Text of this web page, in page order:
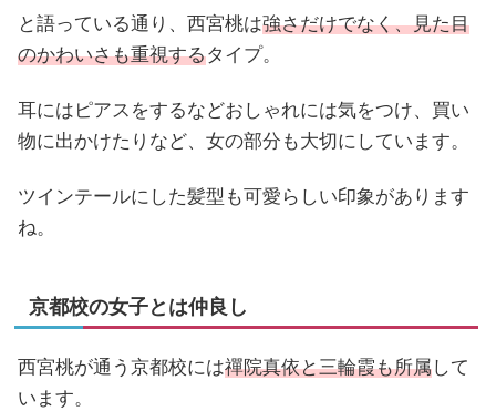
と語っている通り、西宮桃は強さだけでなく、見た目
のかわいさも重視するタイプ。
耳にはピアスをするなどおしゃれには気をつけ、買い
物に出かけたりなど、女の部分も大切にしています。
ツインテールにした髪型も可愛らしい印象があります
ね。
京都校の女子とは仲良し
西宮桃が通う京都校には禪院真依と三輪霞も所属して
います。